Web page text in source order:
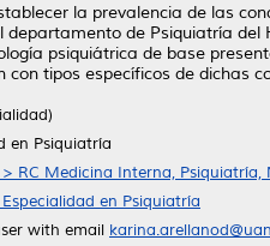
la prevalencia de las
de Psiquiatría del
psiquiátrica de base
tipos específicos de dichas
en Psiquiatría
RC Medicina Interna, Psiquiatría,
en Psiquiatría
with email